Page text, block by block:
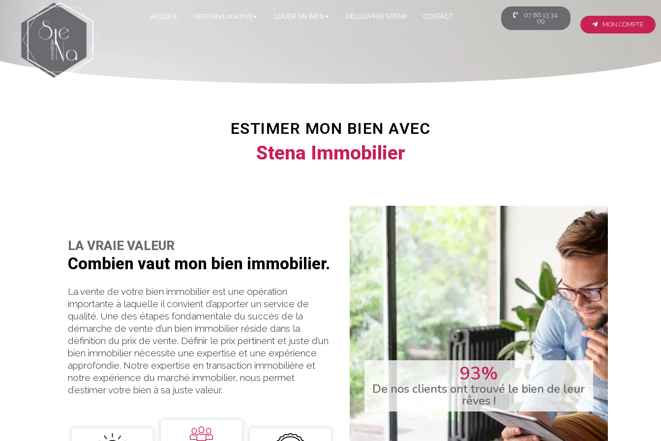
ACCUEIL GESTION LOCATIVE LOUER UN BIEN DÉCOUVRIR STENA CONTACT
07 86 13 34
09
MON COMPTE
ESTIMER MON BIEN AVEC
Stena Immobilier
LA VRAIE VALEUR
Combien vaut mon bien immobilier.
La vente de votre bien immobilier est une opération
importante à laquelle il convient d’apporter un service de
qualité. Une des étapes fondamentale du succès de la
démarche de vente d’un bien immobilier réside dans la
définition du prix de vente. Définir le prix pertinent et juste d’un
bien immobilier nécessite une expertise et une expérience
approfondie. Notre expertise en transaction immobilière et
notre expérience du marché immobilier, nous permet
d’estimer votre bien à sa juste valeur.
96%
De nos clients ont trouvé le bien de leur
rêves !